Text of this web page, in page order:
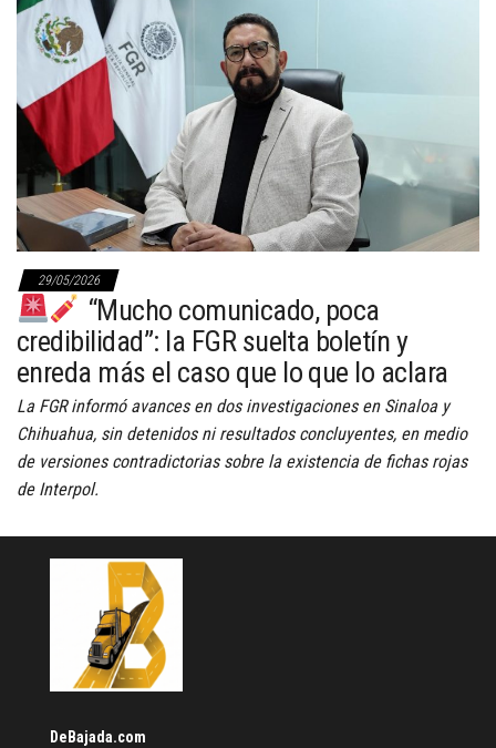
29/05/2026
“Mucho comunicado, poca
credibilidad”: la FGR suelta boletín y
enreda más el caso que lo que lo aclara
La FGR informó avances en dos investigaciones en Sinaloa y
Chihuahua, sin detenidos ni resultados concluyentes, en medio
de versiones contradictorias sobre la existencia de fichas rojas
de Interpol.
DeBajada.com